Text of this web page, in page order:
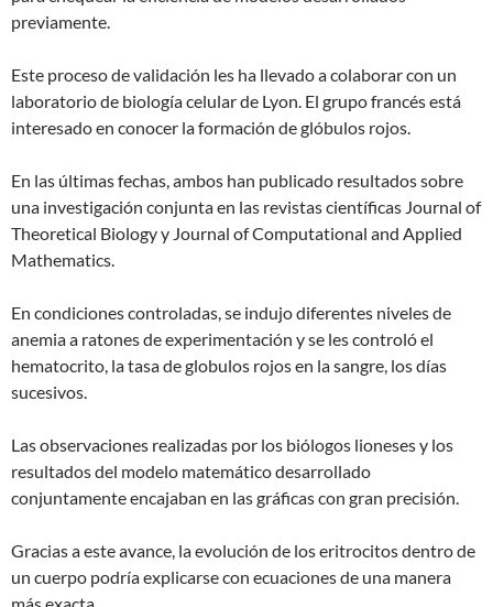
previamente.
Este proceso de validación les ha llevado a colaborar con un
laboratorio de biología celular de Lyon. El grupo francés está
interesado en conocer la formación de glóbulos rojos.
En las últimas fechas, ambos han publicado resultados sobre
una investigación conjunta en las revistas científicas Journal of
Theoretical Biology y Journal of Computational and Applied
Mathematics.
En condiciones controladas, se indujo diferentes niveles de
anemia a ratones de experimentación y se les controló el
hematocrito, la tasa de globulos rojos en la sangre, los días
sucesivos.
Las observaciones realizadas por los biólogos lioneses y los
resultados del modelo matemático desarrollado
conjuntamente encajaban en las gráficas con gran precisión.
Gracias a este avance, la evolución de los eritrocitos dentro de
un cuerpo podría explicarse con ecuaciones de una manera